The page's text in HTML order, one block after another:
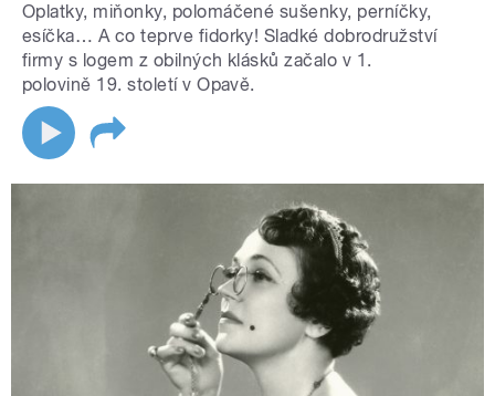
Oplatky, miňonky, polomáčené sušenky, perníčky,
esíčka… A co teprve fidorky! Sladké dobrodružství
firmy s logem z obilných klásků začalo v 1.
polovině 19. století v Opavě.